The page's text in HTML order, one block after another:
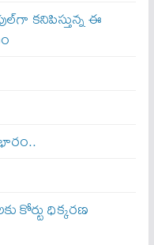
కనిపిస్తున్న ఈ
కోర్టు ధిక్కరణ